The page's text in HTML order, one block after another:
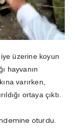
üzerine koyun
hayvanın
varırken,
ortaya çıktı.
oturdu.